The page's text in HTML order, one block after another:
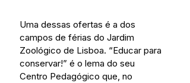
Uma dessas ofertas é a dos
campos de férias do Jardim
Zoológico de Lisboa. “Educar para
conservar!” é o lema do seu
Centro Pedagógico que, no